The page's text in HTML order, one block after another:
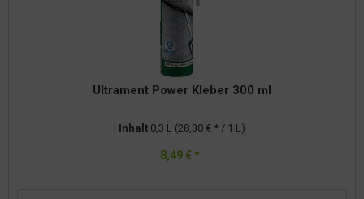
Ultrament Power Kleber 300 ml
Inhalt 0,3 L (28,30 € * / 1 L)
8,49 € *